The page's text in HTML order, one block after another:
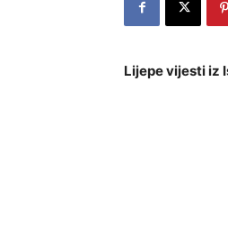
Lijepe vijesti iz